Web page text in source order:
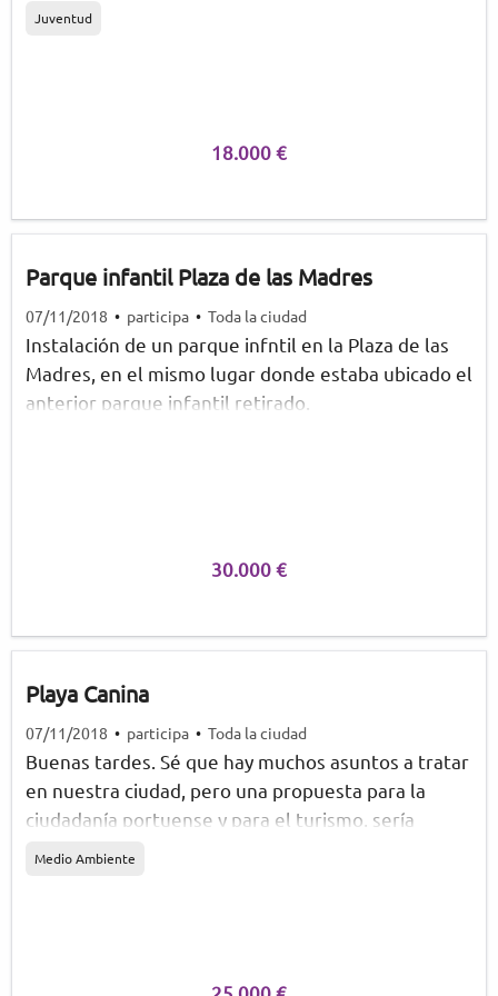
formarse y en su caso tengan un espacio para que
financiación del concierto. Estudiar también si el
Juventud
18.000 €
Parque infantil Plaza de las Madres
07/11/2018 • participa • Toda la ciudad
Instalación de un parque infntil en la Plaza de las
Madres, en el mismo lugar donde estaba ubicado el
anterior parque infantil retirado.
30.000 €
Playa Canina
07/11/2018 • participa • Toda la ciudad
Buenas tardes. Sé que hay muchos asuntos a tratar
en nuestra ciudad, pero una propuesta para la
ciudadanía portuense y para el turismo, sería
Medio Ambiente